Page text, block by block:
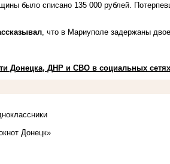
было списано 135 000 рублей.
, что в Мариуполе задержаны
Донецка, ДНР и СВО в социальных
Донецк»